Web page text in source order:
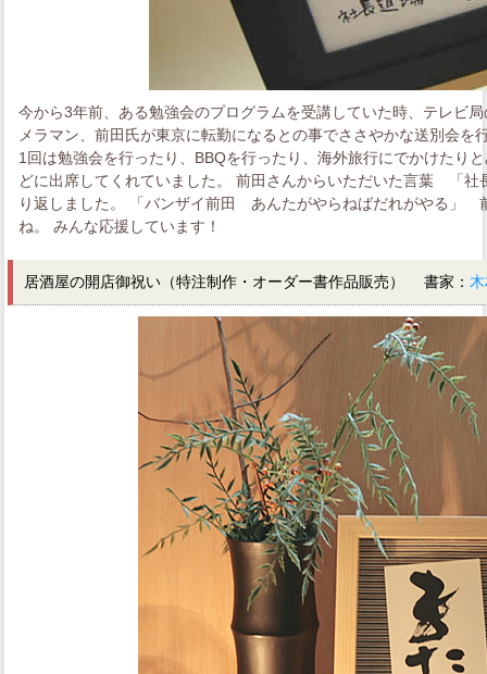
今から3年前、ある勉強会のプログラムを受講していた時、テレビ
メラマン、前田氏が東京に転勤になるとの事でささやかな送別会
1回は勉強会を行ったり、BBQを行ったり、海外旅行にでかけたり
どに出席してくれていました。 前田さんからいただいた言葉 「社
り返しました。 「バンザイ前田 あんたがやらねばだれがやる」
ね。 みんな応援しています！
居酒屋の開店御祝い（特注制作・オーダー書作品販売） 書家：